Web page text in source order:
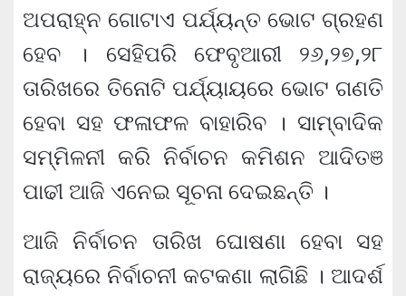
ଅପରାହ୍ନ ଗୋଟାଏ ପର୍ଯ୍ୟନ୍ତ ଭୋଟ ଗ୍ରହଣ
ହେବ । ସେହିପରି ଫେବୃଆରୀ ୨୬,୨୭,୨୮
ତାରିଖରେ ତିନୋଟି ପର୍ଯ୍ୟାୟରେ ଭୋଟ ଗଣତି
ହେବା ସହ ଫଳାଫଳ ବାହାରିବ । ସାମ୍ବାଦିକ
ସମ୍ମିଳନୀ କରି ନିର୍ବାଚନ କମିଶନ ଆଦିତଞ
ପାଢୀ ଆଜି ଏନେଇ ସୂଚନା ଦେଇଛନ୍ତି ।
ଆଜି ନିର୍ବାଚନ ତାରିଖ ଘୋଷଣା ହେବା ସହ
ରାଜ୍ୟରେ ନିର୍ବାଚନୀ କଟକଣା ଲାଗିଛି । ଆଦର୍ଶ